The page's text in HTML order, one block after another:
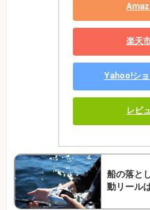
楽天
Yahoo!シ
レビ
船の落と
動リール